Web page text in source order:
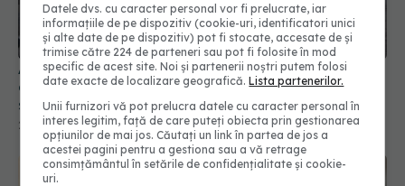
Alergia bizară pe care o poți face din cauza unor
obiecte banale. Poate duce chiar la deces. Cum
se manifestă
26 apr 2023, 22:03
Datele dvs. cu caracter personal vor fi prelucrate, iar
informațiile de pe dispozitiv (cookie-uri, identificatori unici
și alte date de pe dispozitiv) pot fi stocate, accesate de și
trimise către 224 de parteneri sau pot fi folosite în mod
specific de acest site. Noi și partenerii noștri putem folosi
date exacte de localizare geografică.Lista partenerilor.
Unii furnizori vă pot prelucra datele cu caracter personal în
interes legitim, față de care puteți obiecta prin gestionarea
opțiunilor de mai jos. Căutați un link în partea de jos a
acestei pagini pentru a gestiona sau a vă retrage
consimțământul în setările de confidențialitate și cookie-
uri.